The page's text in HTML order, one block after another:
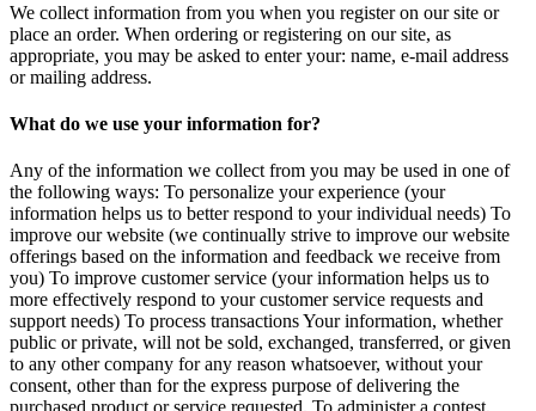
We collect information from you when you register on our site or
place an order. When ordering or registering on our site, as
appropriate, you may be asked to enter your: name, e-mail address
or mailing address.
What do we use your information for?
Any of the information we collect from you may be used in one of
the following ways: To personalize your experience (your
information helps us to better respond to your individual needs) To
improve our website (we continually strive to improve our website
offerings based on the information and feedback we receive from
you) To improve customer service (your information helps us to
more effectively respond to your customer service requests and
support needs) To process transactions Your information, whether
public or private, will not be sold, exchanged, transferred, or given
to any other company for any reason whatsoever, without your
consent, other than for the express purpose of delivering the
purchased product or service requested. To administer a contest,